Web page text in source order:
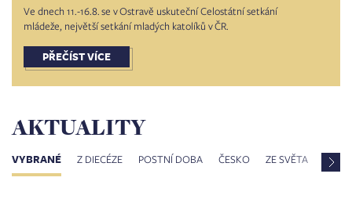
Ve dnech 11.-16.8. se v Ostravě uskuteční Celostátní setkání
mládeže, největší setkání mladých katolíků v ČR.
PŘEČÍST VÍCE
AKTUALITY
VYBRANÉ Z DIECÉZE POSTNÍ DOBA ČESKO ZE SVĚTA Z